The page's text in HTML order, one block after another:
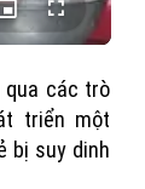
Picture-
in-
Fullscreen
các trò
triển một
bị suy dinh